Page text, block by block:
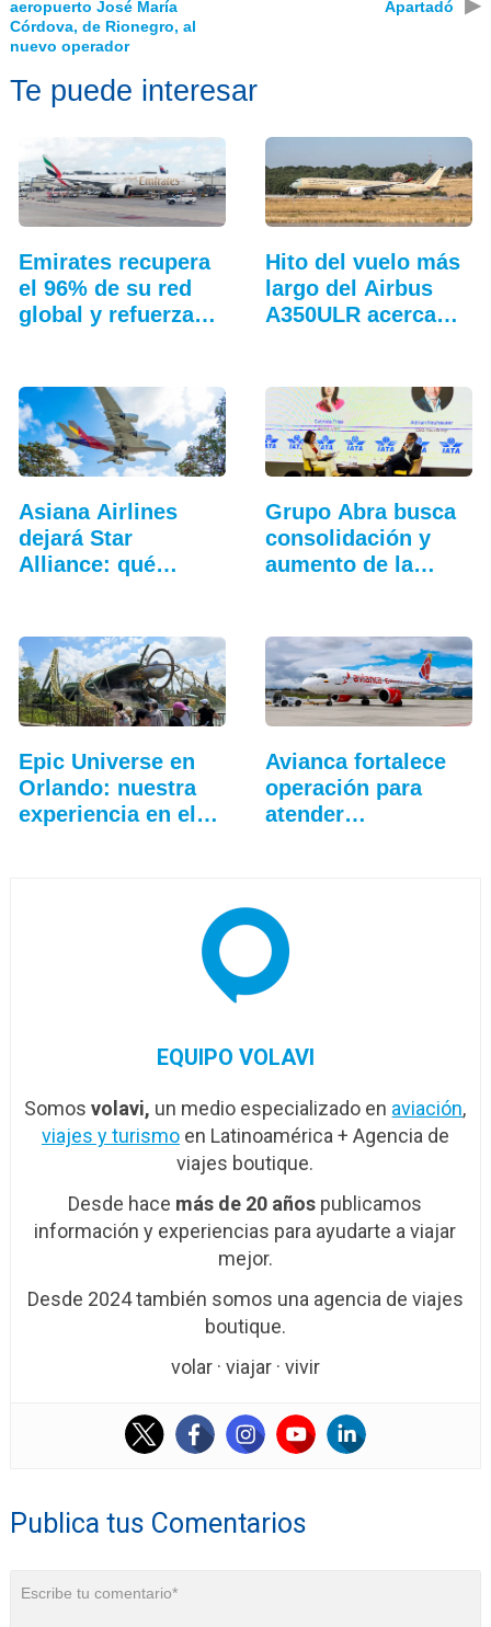
aeropuerto José María
Córdova, de Rionegro, al
nuevo operador
Apartadó
Te puede interesar
Emirates recupera
el 96% de su red
global y refuerza…
Hito del vuelo más
largo del Airbus
A350ULR acerca…
Asiana Airlines
dejará Star
Alliance: qué
Grupo Abra busca
consolidación y
aumento de la
Epic Universe en
Orlando: nuestra
experiencia en el…
Avianca fortalece
operación para
atender
EQUIPO VOLAVI
Somosvolavi, un medio especializado en aviación,
viajes y turismoen Latinoamérica + Agencia de
viajes boutique.
Desde hace más de 20 años publicamos
información y experiencias para ayudarte a viajar
mejor.
Desde 2024 también somos una agencia de viajes
boutique.
volar · viajar · vivir
Publica tus Comentarios